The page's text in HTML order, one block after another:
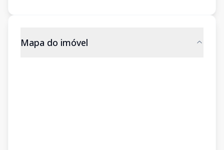
Mapa do imóvel